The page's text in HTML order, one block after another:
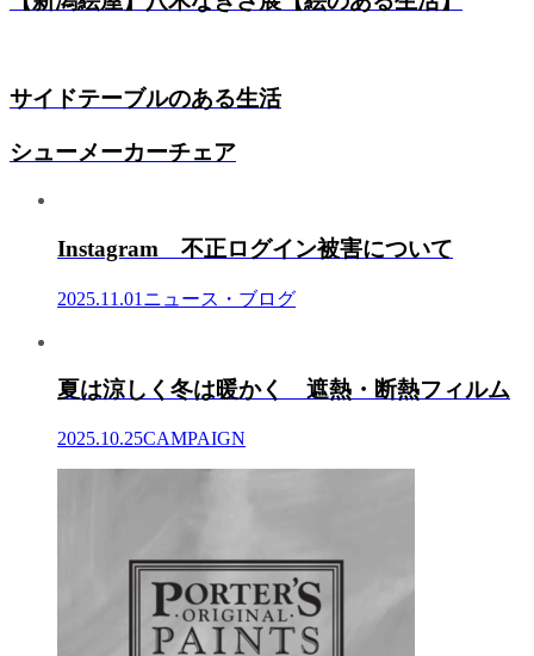
サイドテーブルのある生活
シューメーカーチェア
Instagram 不正ログイン被害について
2025.11.01 ニュース・ブログ
夏は涼しく冬は暖かく 遮熱・断熱フィルム
2025.10.25CAMPAIGN